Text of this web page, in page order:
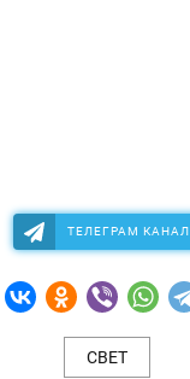
ТЕЛЕГРАМ КАНАЛ
СВЕТ